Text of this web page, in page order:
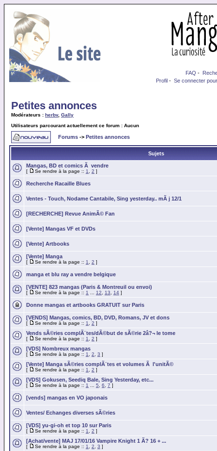
FAQ -
Profil - Se connecter
Petites annonces
Modérateurs : herbv, Gally
Utilisateurs parcourant actuellement ce forum : Aucun
Forums -> Petites annonces
Sujets
Mangas, BD et comics Ã vendre
[ Se rendre à la page :: 1 2 ]
Recherche Racaille Blues
Ventes - Touch, Nodame Cantabile, Sing yesterday.. mÃ j 12/1
[RECHERCHE] Revue AnimÃ© Fan
[Vente] Mangas VF et DVDs
[Vente] Artbooks
[Vente] Manga
[ Se rendre à la page :: 1 2 ]
manga et blu ray a vendre belgique
[VENTE] 823 mangas (Paris & Montreuil ou envoi)
[ Se rendre à la page :: 1 12 13 14 ]
Donne mangas et artbooks GRATUIT sur Paris
[VENDS] Mangas, comics, BD, DVD, Romans, JV et dons
[ Se rendre à la page :: 1 2 ]
Vends sÃ©ries complÃ¨tes/dÃ©but de sÃ©rie 2â?¬ le tome
[ Se rendre à la page :: 1 2 ]
[VDS] Nombreux mangas
[ Se rendre à la page :: 1 2 3 ]
[Vente] Manga sÃ©ries complÃ¨tes et volumes Ã l'unitÃ©
[ Se rendre à la page :: 1 2 ]
[VDS] Gokusen, Seediq Bale, Sing Yesterday, etc...
[ Se rendre à la page :: 1 5 6 7 ]
[vends] mangas en VO japonais
Ventes/ Echanges diverses sÃ©ries
[VDS] yu-gi-oh et top 10 sur Paris
[ Se rendre à la page :: 1 2 ]
[Achat/vente] MAJ 17/01/16 Vampire Knight 1 Ã? 16 + ...
[ Se rendre à la page :: 1 2 3 ]